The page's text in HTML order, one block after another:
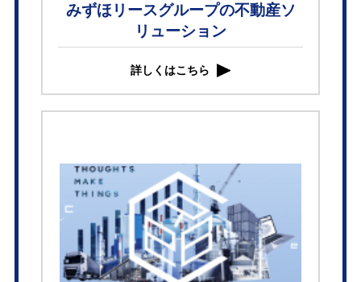
みずほリースグループの不動産ソ
リューション
詳しくはこちら